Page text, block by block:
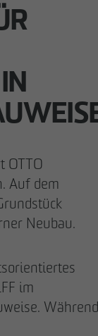
OTTO
Auf dem
Neubau.
im
Während
für